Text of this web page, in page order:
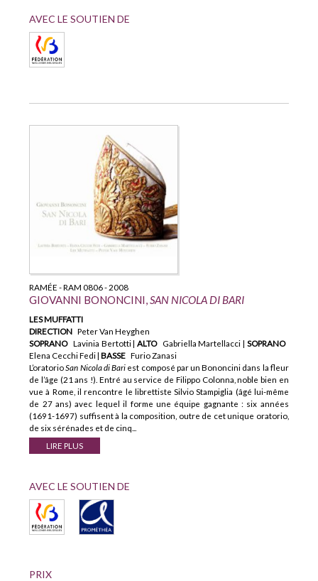
AVEC LE SOUTIEN DE
RAMÉE - RAM 0806 - 2008
GIOVANNI BONONCINI,SAN NICOLA DI BARI
LES MUFFATTI
DIRECTION Peter Van Heyghen
SOPRANO Lavinia Bertotti |ALTO Gabriella Martellacci | SOPRANO
Elena Cecchi Fedi |BASSE Furio Zanasi
L’oratorioSan Nicola di Bari est composé par un Bononcini dans la fleur
de l’âge (21 ans !). Entré au service de Filippo Colonna, noble bien en
vue à Rome, il rencontre le librettiste Silvio Stampiglia (âgé lui-même
de 27 ans) avec lequel il forme une équipe gagnante : six années
(1691-1697) suffisent à la composition, outre de cet unique oratorio,
de six sérénades et de cinq...
LIRE PLUS
AVEC LE SOUTIEN DE
PRIX